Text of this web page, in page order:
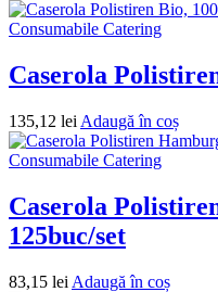
Consumabile Catering
Caserola
135,12 lei Adaugă în coș
Consumabile Catering
Caserola
125buc/set
83,15 lei Adaugă în coș